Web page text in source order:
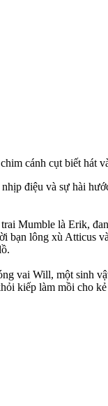
cánh cụt biết hát
điệu và sự hài
Mumble là Erik,
bạn lông xù Atticus
vai Will, một sinh
kiếp làm mồi cho